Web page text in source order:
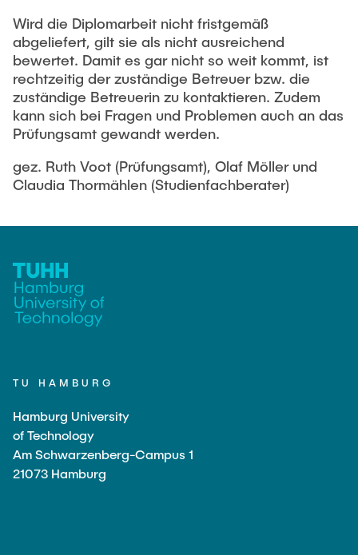
Wird die Diplomarbeit nicht fristgemäß
abgeliefert, gilt sie als nicht ausreichend
bewertet. Damit es gar nicht so weit kommt, ist
rechtzeitig der zuständige Betreuer bzw. die
zuständige Betreuerin zu kontaktieren. Zudem
kann sich bei Fragen und Problemen auch an das
Prüfungsamt gewandt werden.
gez. Ruth Voot (Prüfungsamt), Olaf Möller und
Claudia Thormählen (Studienfachberater)
TU HAMBURG
Hamburg University
of Technology
Am Schwarzenberg-Campus 1
21073 Hamburg